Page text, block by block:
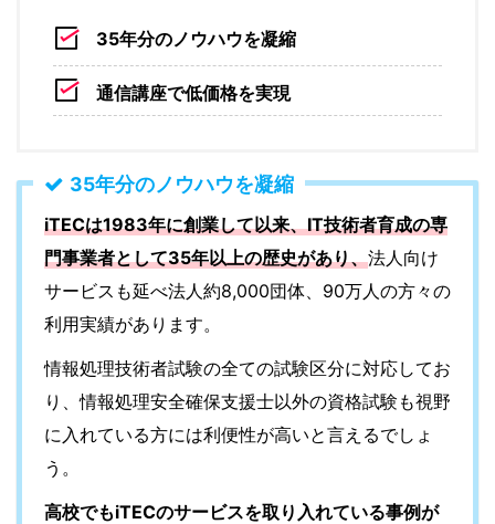
35年分のノウハウを凝縮
通信講座で低価格を実現
35年分のノウハウを凝縮
iTECは1983年に創業して以来、IT技術者育成の専
門事業者として35年以上の歴史があり、法人向け
サービスも延べ法人約8,000団体、90万人の方々の
利用実績があります。
情報処理技術者試験の全ての試験区分に対応してお
り、情報処理安全確保支援士以外の資格試験も視野
に入れている方には利便性が高いと言えるでしょ
う。
高校でもiTECのサービスを取り入れている事例が